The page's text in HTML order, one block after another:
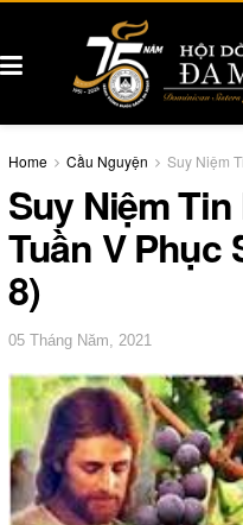
Home Cầu Nguyện Suy Niệm
Suy Niệm
Tuần V Phục
8)
05 Tháng Năm, 2021